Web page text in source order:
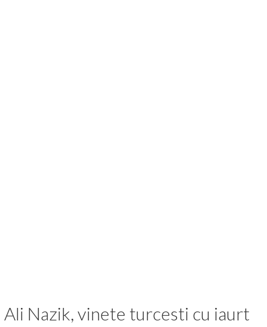
Ali Nazik, vinete turcesti cu iaurt